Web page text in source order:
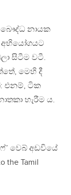
බෞද්ධ නායක
සිටීම වටී.
මෙහි දී
එනම්, ටික
හැරීම ය.
වෙබ් අඩවියේ
the Tamil